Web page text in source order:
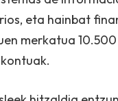
eta hainbat
merkatua